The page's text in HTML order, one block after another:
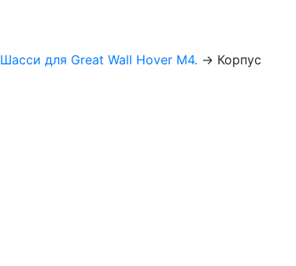
Шасси для Great Wall Hover M4. → Корпус